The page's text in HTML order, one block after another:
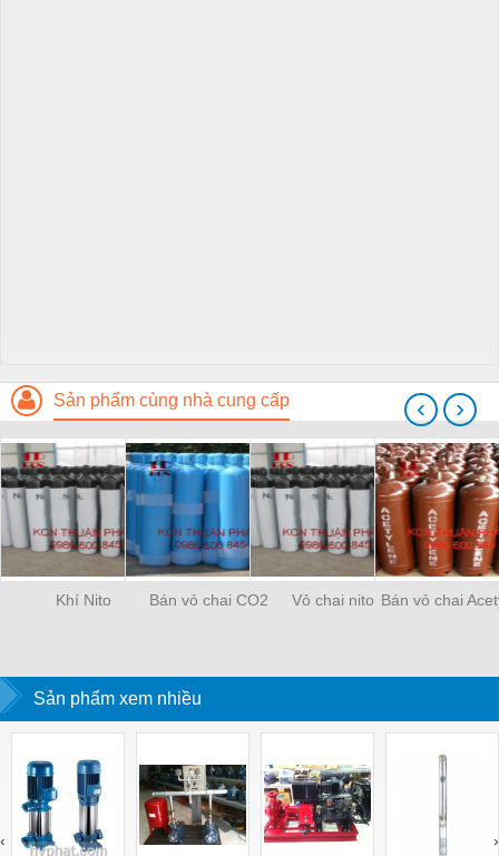
Sản phẩm cùng nhà cung cấp
Khí Nito Bán vỏ chai CO2 Vỏ chai nito Bán vỏ chai
‹ ›
Sản phẩm xem nhiều
‹ ›